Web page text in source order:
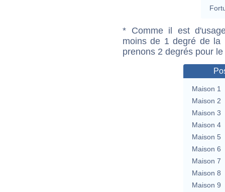
* Comme il est
moins de 1 degré de la
prenons 2 degrés pour
Maison 1
Maison 2
Maison 3
Maison 4
Maison 5
Maison 6
Maison 7
Maison 8
Maison 9